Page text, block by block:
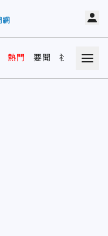
熱門 要聞 社會 娛樂